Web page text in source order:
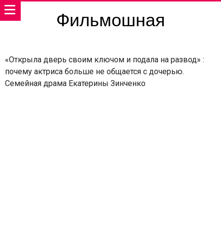
Фильмошная
«Открыла дверь своим ключом и подала на развод» :
почему актриса больше не общается с дочерью.
Семейная драма Екатерины Зинченко